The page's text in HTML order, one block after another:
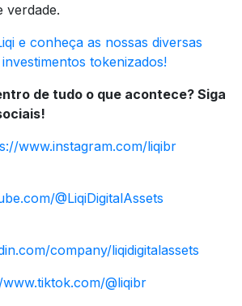
verdade.
e conheça as nossas diversas
tokenizados!
de tudo o que acontece? Siga
www.instagram.com/liqibr
@LiqiDigitalAssets
company/liqidigitalassets
@liqibr